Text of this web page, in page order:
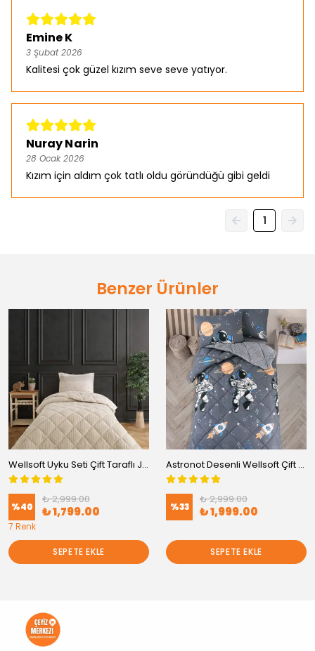
Emine K
3 Şubat 2026
Kalitesi çok güzel kızım seve seve yatıyor.
Nuray Narin
28 Ocak 2026
Kızım için aldım çok tatlı oldu göründüğü gibi geldi
1
Benzer Ürünler
Wellsoft Uyku Seti Çift Taraflı Jakarlı 3 Parça - Tek Kişilik
%40
₺ 2,999.00
₺ 1,799.00
7 Renk
SEPETE EKLE
Astronot Desenli Wellsoft Çift Taraflı 4 Mevsim Yorgan Seti 3 Parça - Tek Kişilik
%33
₺ 2,999.00
₺ 1,999.00
SEPETE EKLE